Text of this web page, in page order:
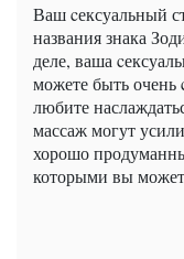
Ваш cексуальный
названия знака
деле, ваша
можете быть
любите
массаж могут
хорошо
которыми вы